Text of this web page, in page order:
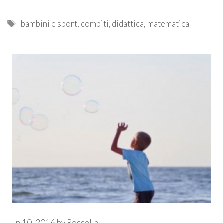
Tags
bambini e sport, compiti, didattica, matematica